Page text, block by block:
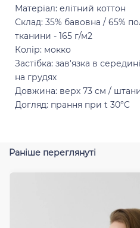
Матеріал: елітний коттон
Склад: 35% бавовна / 65%
тканини - 165 г/м2
Колір: мокко
Застібка: зав'язка в
на грудях
Довжина: верх 73 см /
Догляд: прання при t 30°C
Раніше переглянуті